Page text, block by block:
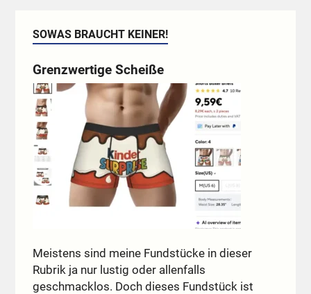
SOWAS BRAUCHT KEINER!
Grenzwertige Scheiße
Meistens sind meine Fundstücke in dieser
Rubrik ja nur lustig oder allenfalls
geschmacklos. Doch dieses Fundstück ist